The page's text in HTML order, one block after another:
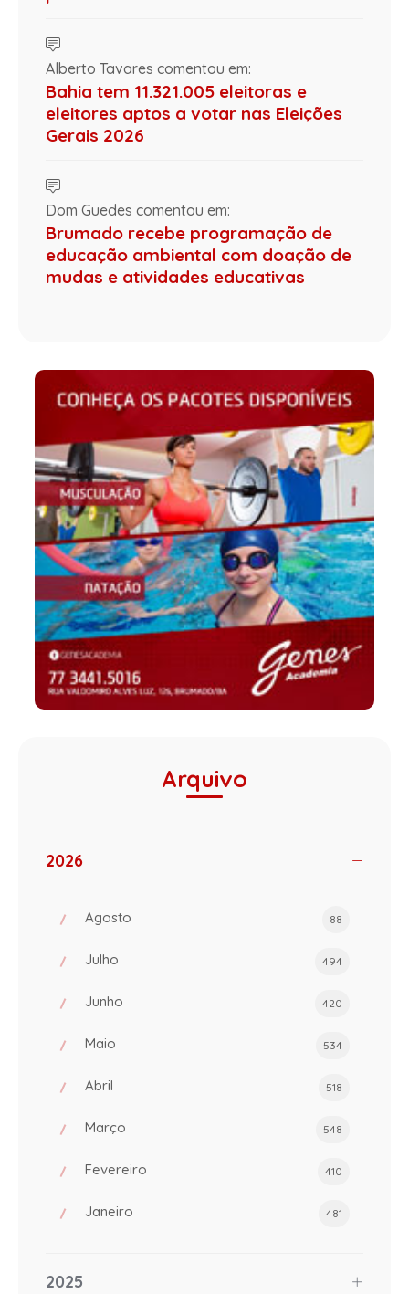
Alberto Tavares comentou em:
Bahia tem 11.321.005 eleitoras e
eleitores aptos a votar nas Eleições
Gerais 2026
Dom Guedes comentou em:
Brumado recebe programação de
educação ambiental com doação de
mudas e atividades educativas
Arquivo
2026
Agosto 88
Julho 494
Junho 420
Maio 534
Abril 518
Março 548
Fevereiro 410
Janeiro 481
2025